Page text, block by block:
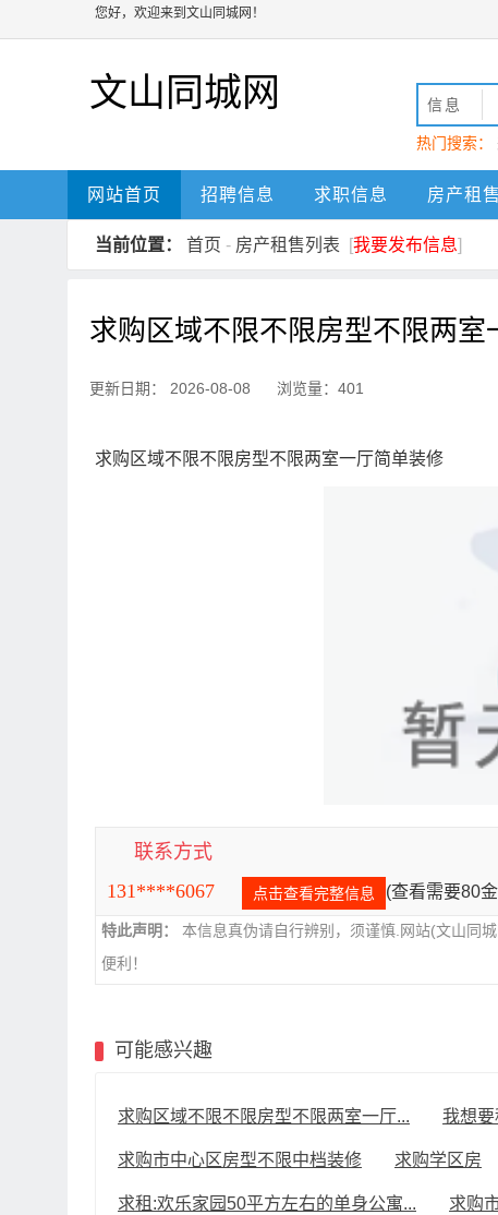
您好，欢迎来到文山同城网！
文山同城网 信息
热门搜索：
动 文山
网站首页 招聘信息 求职信息 房产租售
当前位置： 首页 - 房产租售列表 [我要发布信息]
求购区域不限不限房型不限两室
更新日期： 2026-08-08 浏览量：401
求购区域不限不限房型不限两室一厅简单装修
联系方式
131****6067
点击查看完整信息 (查看需要80
特此声明：
本信息真伪请自行辨别，须谨慎.网站(文山同
便利！
可能感兴趣
求购区域不限不限房型不限两室一厅... 我想
求购市中心区房型不限中档装修 求购学区房
求租:欢乐家园50平方左右的单身公寓... 求购